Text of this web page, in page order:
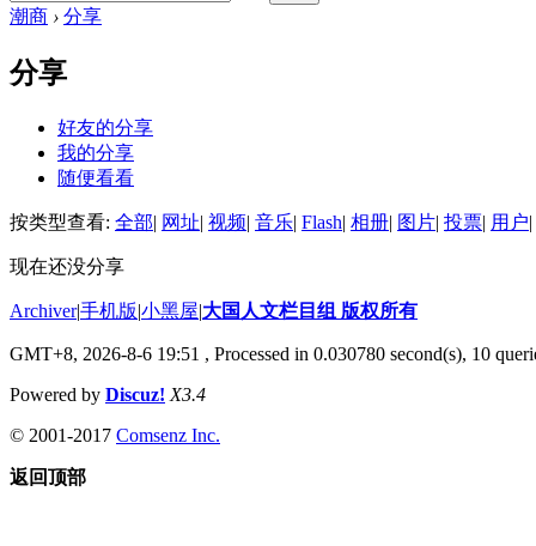
潮商 › 分享
分享
好友的分享
我的分享
随便看看
按类型查看: 全部| 网址| 视频| 音乐| Flash| 相册| 图片| 投票| 用户|
现在还没分享
Archiver|手机版|小黑屋|大国人文栏目组 版权所有
GMT+8, 2026-8-6 19:51 , Processed in 0.030780 second(s), 10
Powered by Discuz! X3.4
© 2001-2017 Comsenz Inc.
返回顶部